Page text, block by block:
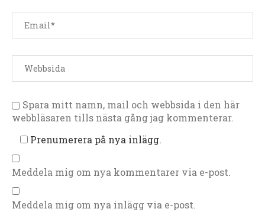
Spara mitt namn, mail och webbsida i den här
webbläsaren tills nästa gång jag kommenterar.
Prenumerera på nya inlägg.
Meddela mig om nya kommentarer via e-post.
Meddela mig om nya inlägg via e-post.